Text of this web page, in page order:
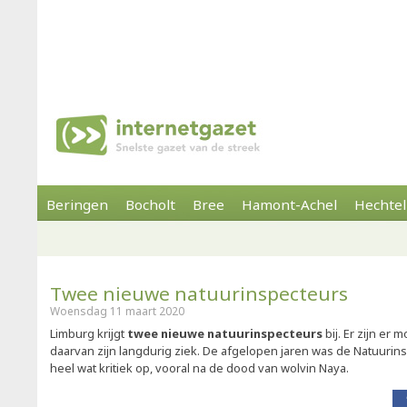
Beringen Bocholt Bree Hamont-Achel
Twee nieuwe natuurinspecteurs
Woensdag 11 maart 2020
Limburg krijgt twee nieuwe natuurinspecteursbij. Er zijn er
daarvan zijn langdurig ziek. De afgelopen jaren was de
heel wat kritiek op, vooral na de dood van wolvin Naya.